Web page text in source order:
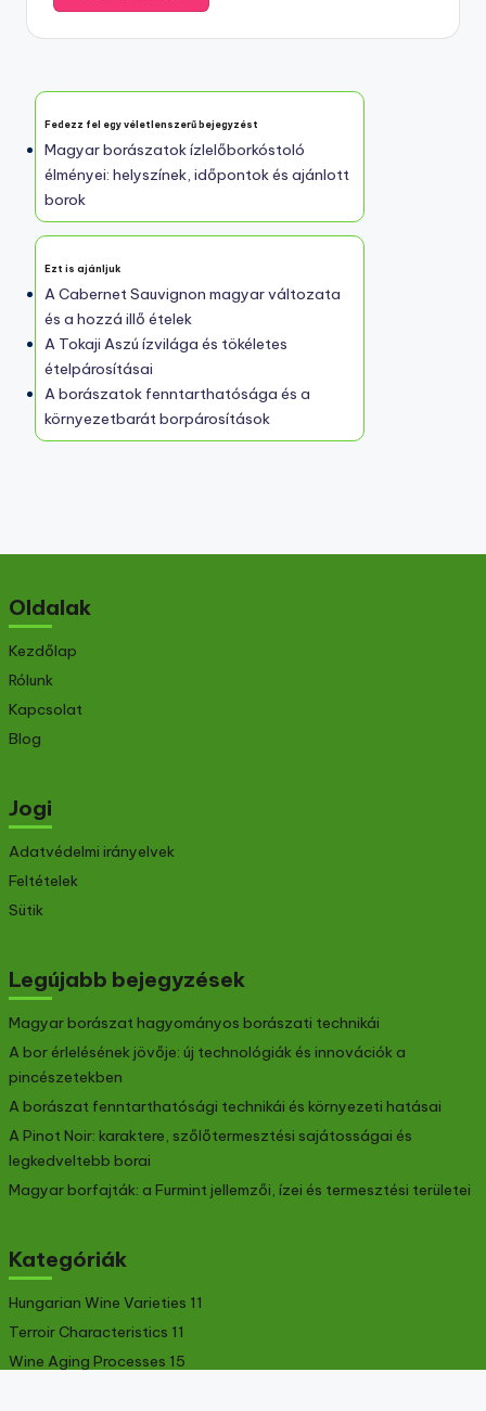
Fedezz fel egy véletlenszerű bejegyzést
Magyar borászatok ízlelőborkóstoló
élményei: helyszínek, időpontok és ajánlott
borok
Ezt is ajánljuk
A Cabernet Sauvignon magyar változata
és a hozzá illő ételek
A Tokaji Aszú ízvilága és tökéletes
ételpárosításai
A borászatok fenntarthatósága és a
környezetbarát borpárosítások
Oldalak
Kezdőlap
Rólunk
Kapcsolat
Blog
Jogi
Adatvédelmi irányelvek
Feltételek
Sütik
Legújabb bejegyzések
Magyar borászat hagyományos borászati technikái
A bor érlelésének jövője: új technológiák és innovációk a
pincészetekben
A borászat fenntarthatósági technikái és környezeti hatásai
A Pinot Noir: karaktere, szőlőtermesztési sajátosságai és
legkedveltebb borai
Magyar borfajták: a Furmint jellemzői, ízei és termesztési területei
Kategóriák
Hungarian Wine Varieties 11
Terroir Characteristics 11
Wine Aging Processes 15